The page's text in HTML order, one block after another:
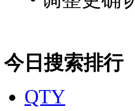
今日搜索排行
QTY